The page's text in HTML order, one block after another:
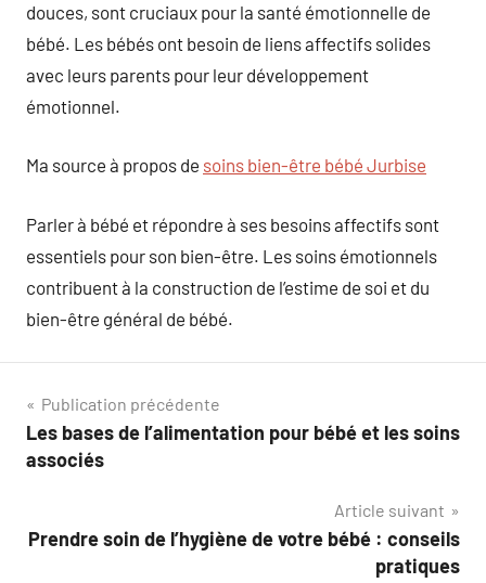
douces, sont cruciaux pour la santé émotionnelle de
bébé. Les bébés ont besoin de liens affectifs solides
avec leurs parents pour leur développement
émotionnel.
Ma source à propos de soins bien-être bébé Jurbise
Parler à bébé et répondre à ses besoins affectifs sont
essentiels pour son bien-être. Les soins émotionnels
contribuent à la construction de l’estime de soi et du
bien-être général de bébé.
Navigation
de
Publication précédente
Les bases de l’alimentation pour bébé et les soins
associés
Article suivant
Prendre soin de l’hygiène de votre bébé : conseils
pratiques